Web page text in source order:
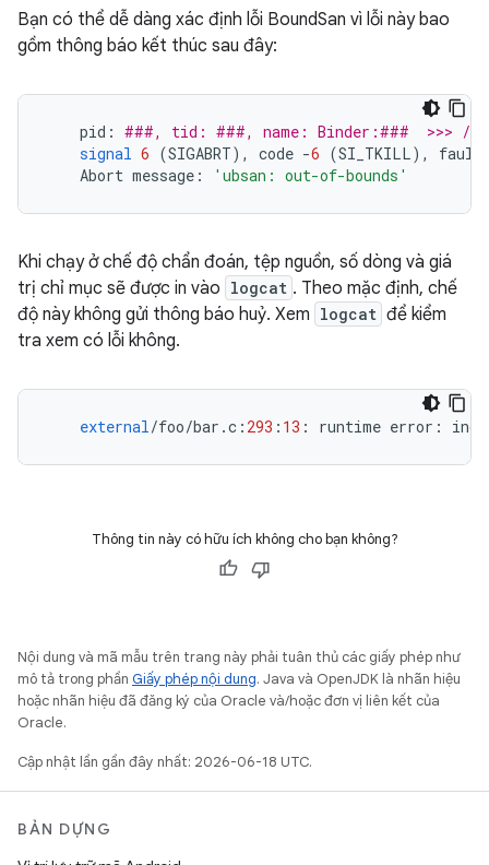
Bạn có thể dễ dàng xác định lỗi BoundSan vì lỗi này bao
gồm thông báo kết thúc sau đây:
pid : ###, tid: ###, name: Binder:###  >>> /
signal 6 (SIGABRT), code -6 (SI_TKILL),
fault
Abort message : 'ubsan: out-of-bounds'
Khi chạy ở chế độ chẩn đoán, tệp nguồn, số dòng và giá
trị chỉ mục sẽ được in vào logcat . Theo mặc định, chế
độ này không gửi thông báo huỷ. Xem logcat để kiểm
tra xem có lỗi không.
external/foo/bar .c : 293 : 13 : runtime error :
Thông tin này có hữu ích không cho bạn không?
Nội dung và mã mẫu trên trang này phải tuân thủ các giấy phép như
mô tả trong phần Giấy phép nội dung. Java và OpenJDK là nhãn hiệu
hoặc nhãn hiệu đã đăng ký của Oracle và/hoặc đơn vị liên kết của
Oracle.
Cập nhật lần gần đây nhất: 2026-06-18 UTC.
BẢN DỰNG